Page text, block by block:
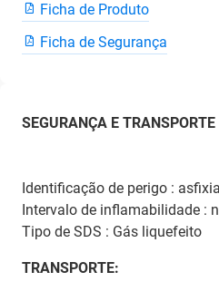
Ficha de Produto
Ficha de Segurança
SEGURANÇA E TRANSPORTE
Identificação de perigo :
Intervalo de inflamabilidade :
Tipo de SDS : Gás liquefeito
TRANSPORTE: